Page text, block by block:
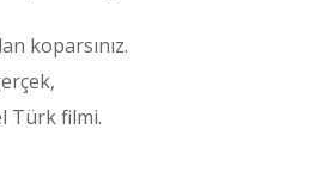
koparsınız.
Türk filmi.